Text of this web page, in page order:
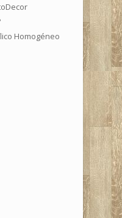
Homogéneo